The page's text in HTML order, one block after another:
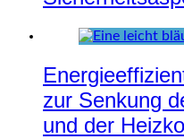
zur Senkung
und der